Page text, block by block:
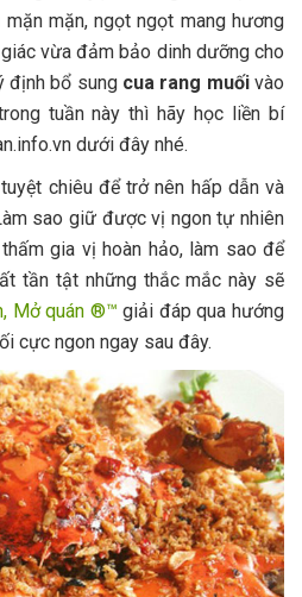
mặn, ngọt ngọt mang hương
vừa đảm bảo dinh dưỡng cho
định bổ sung cua rang muốivào
tuần này thì hãy học liền bí
dưới đây nhé.
chiêu để trở nên hấp dẫn và
sao giữ được vị ngon tự nhiên
gia vị hoàn hảo, làm sao để
tần tật những thắc mắc này sẽ
Mở quán ®™ giải đáp qua hướng
cực ngon ngay sau đây.